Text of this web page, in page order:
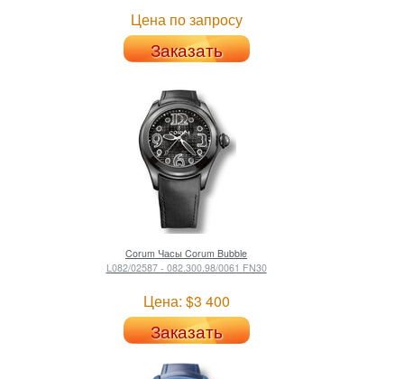
Цена по запросу
Заказать
Corum Часы Corum Bubble
L082/02587 - 082.300.98/0061 FN30
Цена: $3 400
Заказать